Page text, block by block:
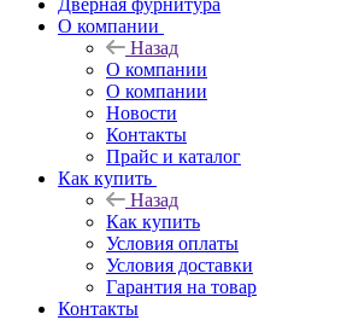
Дверная фурнитура
О компании
Назад
О компании
О компании
Новости
Контакты
Прайс и каталог
Как купить
Назад
Как купить
Условия оплаты
Условия доставки
Гарантия на товар
Контакты